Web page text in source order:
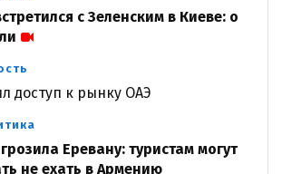
с Зеленским в Киеве: о
доступ к рынку ОАЭ
Еревану: туристам могут
не ехать в Армению